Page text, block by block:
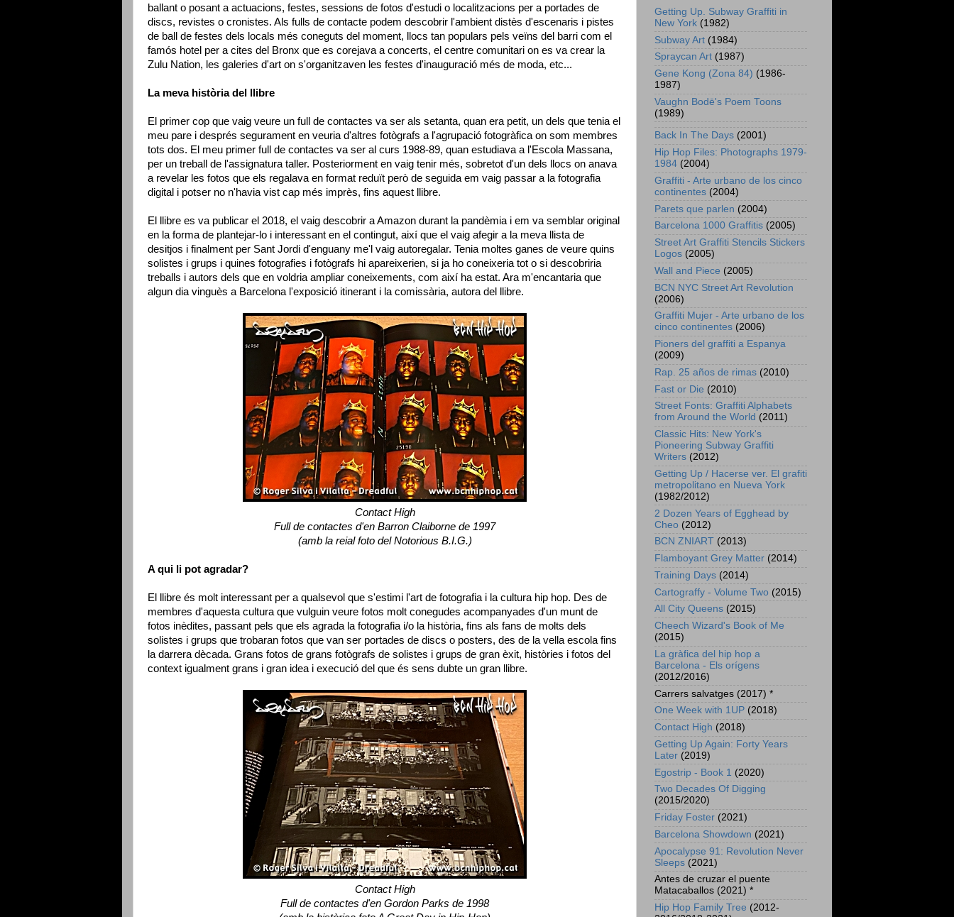
ballant o posant a actuacions, festes, sessions de fotos d'estudi o localitzacions per a portades de
discs, revistes o cronistes. Als fulls de contacte podem descobrir l'ambient distès d'escenaris i pistes
de ball de festes dels locals més coneguts del moment, llocs tan populars pels veïns del barri com el
famós hotel per a cites del Bronx que es corejava a concerts, el centre comunitari on es va crear la
Zulu Nation, les galeries d'art on s'organitzaven les festes d'inauguració més de moda, etc...
La meva història del llibre
El primer cop que vaig veure un full de contactes va ser als setanta, quan era petit, un dels que tenia el
meu pare i després segurament en veuria d'altres fotògrafs a l'agrupació fotogràfica on som membres
tots dos. El meu primer full de contactes va ser al curs 1988-89, quan estudiava a l'Escola Massana,
per un treball de l'assignatura taller. Posteriorment en vaig tenir més, sobretot d'un dels llocs on anava
a revelar les fotos que els regalava en format reduït però de seguida em vaig passar a la fotografia
digital i potser no n'havia vist cap més imprès, fins aquest llibre.
El llibre es va publicar el 2018, el vaig descobrir a Amazon durant la pandèmia i em va semblar original
en la forma de plantejar-lo i interessant en el contingut, així que el vaig afegir a la meva llista de
desitjos i finalment per Sant Jordi d'enguany me'l vaig autoregalar. Tenia moltes ganes de veure quins
solistes i grups i quines fotografies i fotògrafs hi apareixerien, si ja ho coneixeria tot o si descobriria
treballs i autors dels que en voldria ampliar coneixements, com així ha estat. Ara m'encantaria que
algun dia vinguès a Barcelona l'exposició itinerant i la comissària, autora del llibre.
Contact High
Full de contactes d'en Barron Claiborne de 1997
(amb la reial foto del Notorious B.I.G.)
A qui li pot agradar?
El llibre és molt interessant per a qualsevol que s'estimi l'art de fotografia i la cultura hip hop. Des de
membres d'aquesta cultura que vulguin veure fotos molt conegudes acompanyades d'un munt de
fotos inèdites, passant pels que els agrada la fotografia i/o la història, fins als fans de molts dels
solistes i grups que trobaran fotos que van ser portades de discs o posters, des de la vella escola fins
la darrera dècada. Grans fotos de grans fotògrafs de solistes i grups de gran èxit, històries i fotos del
context igualment grans i gran idea i execució del que és sens dubte un gran llibre.
Contact High
Full de contactes d'en Gordon Parks de 1998
Getting Up. Subway Graffiti in
New York (1982)
Subway Art (1984)
Spraycan Art (1987)
Gene Kong (Zona 84) (1986-
1987)
Vaughn Bodē's Poem Toons
(1989)
Back In The Days (2001)
Hip Hop Files: Photographs 1979-
1984 (2004)
Graffiti - Arte urbano de los cinco
continentes (2004)
Parets que parlen (2004)
Barcelona 1000 Graffitis (2005)
Street Art Graffiti Stencils Stickers
Logos (2005)
Wall and Piece (2005)
BCN NYC Street Art Revolution
(2006)
Graffiti Mujer - Arte urbano de los
cinco continentes (2006)
Pioners del graffiti a Espanya
(2009)
Rap. 25 años de rimas (2010)
Fast or Die (2010)
Street Fonts: Graffiti Alphabets
from Around the World (2011)
Classic Hits: New York's
Pioneering Subway Graffiti
Writers (2012)
Getting Up / Hacerse ver. El grafiti
metropolitano en Nueva York
(1982/2012)
2 Dozen Years of Egghead by
Cheo (2012)
BCN ZNIART (2013)
Flamboyant Grey Matter (2014)
Training Days (2014)
Cartograffy - Volume Two (2015)
All City Queens (2015)
Cheech Wizard's Book of Me
(2015)
La gràfica del hip hop a
Barcelona - Els orígens
(2012/2016)
Carrers salvatges (2017) *
One Week with 1UP (2018)
Contact High (2018)
Getting Up Again: Forty Years
Later (2019)
Egostrip - Book 1 (2020)
Two Decades Of Digging
(2015/2020)
Friday Foster (2021)
Barcelona Showdown (2021)
Apocalypse 91: Revolution Never
Sleeps (2021)
Antes de cruzar el puente
Matacaballos (2021) *
Hip Hop Family Tree (2012-